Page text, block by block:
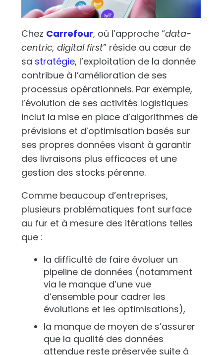
Chez Carrefour, où l’approche “data-
centric, digital first” réside au cœur de
sa stratégie, l’exploitation de la donnée
contribue à l’amélioration de ses
processus opérationnels. Par exemple,
l’évolution de ses activités logistiques
inclut la mise en place d’algorithmes de
prévisions et d’optimisation basés sur
ses propres données visant à garantir
des livraisons plus efficaces et une
gestion des stocks pérenne.
Comme beaucoup d’entreprises,
plusieurs problématiques font surface
au fur et à mesure des itérations telles
que :
la difficulté de faire évoluer un
pipeline de données (notamment
via le manque d’une vue
d’ensemble pour cadrer les
évolutions et les optimisations),
la manque de moyen de s’assurer
que la qualité des données
attendue reste préservée suite à